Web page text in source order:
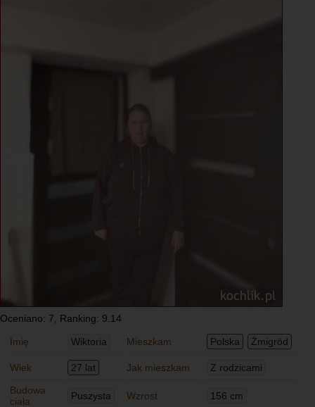
Oceniano: 7, Ranking: 9.14
Imię Wiktoria Mieszkam Polska Żmigród
Wiek 27 lat Jak mieszkam
Z rodzicami
Budowa
ciała
Puszysta Wzrost 156 cm